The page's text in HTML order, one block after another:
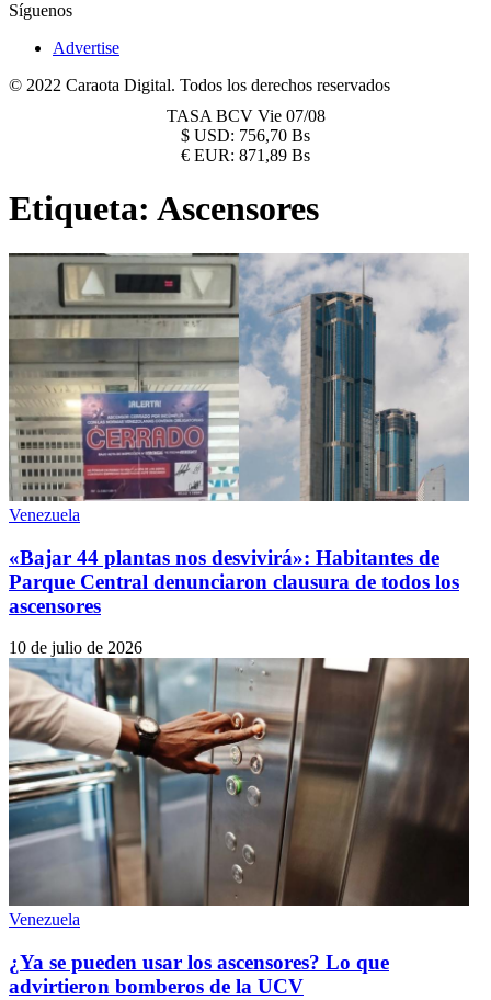
Síguenos
Advertise
© 2022 Caraota Digital. Todos los derechos reservados
TASA BCV Vie 07/08
$ USD: 756,70 Bs
€ EUR: 871,89 Bs
Etiqueta: Ascensores
Venezuela
«Bajar 44 plantas nos desvivirá»: Habitantes de
Parque Central denunciaron clausura de todos los
ascensores
10 de julio de 2026
Venezuela
¿Ya se pueden usar los ascensores? Lo que
advirtieron bomberos de la UCV